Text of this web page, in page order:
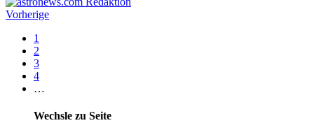
Vorherige
1
2
3
4
…
Wechsle zu Seite